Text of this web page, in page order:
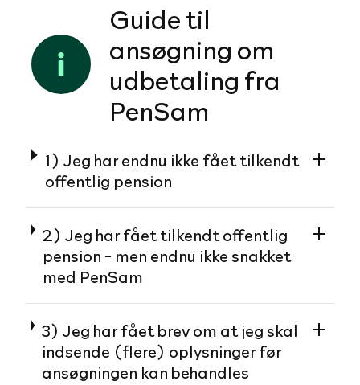
Guide til
ansøgning om
udbetaling fra
PenSam
1) Jeg har endnu ikke fået tilkendt
offentlig pension
2) Jeg har fået tilkendt offentlig
pension - men endnu ikke snakket
med PenSam
3) Jeg har fået brev om at jeg skal
indsende (flere) oplysninger før
ansøgningen kan behandles